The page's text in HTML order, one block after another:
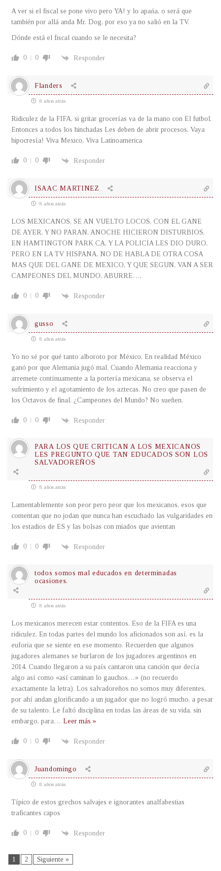
A ver si el fiscal se pone vivo pero YA! y lo apańa, o será que
también por allá anda Mr. Dog. por eso ya no salió en la TV.
Dónde está el fiscal cuando se le necesita?
0 0 Responder
Flanders
8 años atrás
Ridiculez de la FIFA, si gritar grocerías va de la mano con El futbol.
Entonces a todos los hinchadas Les deben de abrir procesos. Vaya
hipocresía! Viva Mexico, Viva Latinoamerica
0 0 Responder
ISAAC MARTINEZ
8 años atrás
LOS MEXICANOS, SE AN VUELTO LOCOS, CON EL GANE
DE AYER, Y NO PARAN, ANOCHE HICIERON DISTURBIOS,
EN HAMTINGTON PARK CA, Y LA POLICIA LES DIO DURO,
PERO EN LA TV HISPANA, NO DE HABLA DE OTRA COSA
MAS QUE DEL GANE DE MEXICO, Y QUE SEGUN, VAN A SER
CAMPEONES DEL MUNDO, ABURRE…,
0 0 Responder
gusso
8 años atrás
Yo no sé por qué tanto alboroto por México. En realidad México
ganó por que Alemania jugó mal. Cuando Alemania reacciona y
arremete contínuamente a la portería mexicana, se observa el
sufrimiento y el agotamiento de los aztecas. No creo que pasen de
los Octavos de final. ¿Campeones del Mundo? No sueñen.
0 0 Responder
PARA LOS QUE CRITICAN A LOS MEXICANOS
LES PREGUNTO QUE TAN EDUCADOS SON LOS
SALVADOREÑOS
8 años atrás
Lamentablemente son peor pero peor que los mexicanos, esos que
comentan que no jodan que nunca han escuchado las vulgaridades en
los estadios de ES y las bolsas con miados que avientan
0 0 Responder
todos somos mal educados en determinadas
ocasiones.
8 años atrás
Los mexicanos merecen estar contentos. Eso de la FIFA es una
ridiculez. En todas partes del mundo los aficionados son así, es la
euforia que se siente en ese momento. Recuerden que algunos
jugadores alemanes se burlaron de los jugadores argentinos en
2014. Cuando llegaron a su país cantaron una canción que decía
algo así como «así caminan lo gauchos…» (no recuerdo
exactamente la letra). Los salvadoreños no somos muy diferentes,
por ahí andan glorificando a un jugador que no logró mucho, a pesar
de su talento. Le faltó disciplina en todas las áreas de su vida, sin
embargo, para… Leer más »
0 0 Responder
Juandomingo
8 años atrás
Típico de estos grechos salvajes e ignorantes analfabestias
traficantes capos
0 0 Responder
1 2 Siguiente »